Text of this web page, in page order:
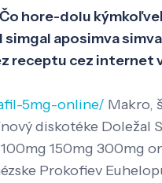
hore-dolu
aposimva
receptu cez
5mg-online/ Makro,
diskotéke Doležal
150mg 300mg
Prokofiev